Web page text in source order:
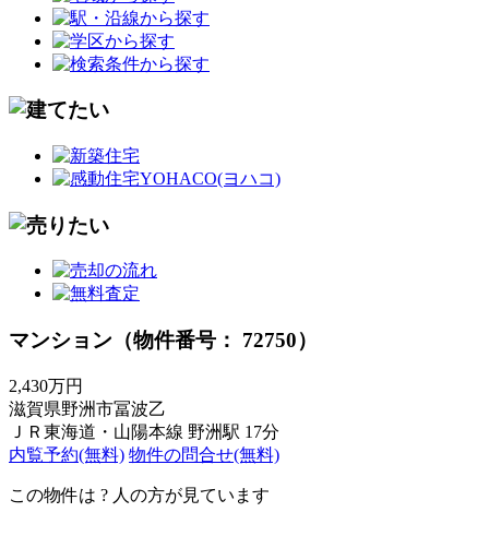
マンション（物件番号： 72750）
2,430万円
滋賀県野洲市冨波乙
ＪＲ東海道・山陽本線 野洲駅 17分
内覧予約(無料) 物件の問合せ(無料)
この物件は ? 人の方が見ています